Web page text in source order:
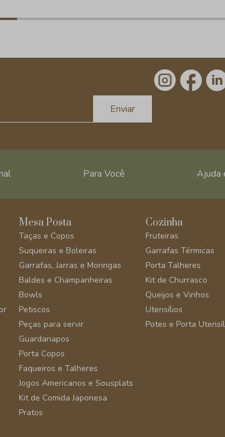
Enviar
Para Você Ajuda
Mesa Posta
Taças e Copos
Suqueiras e Boleiras
Garrafas, Jarras e Moringas
Baldes e Champanheiras
Bowls
Petiscos
Peças para servir
Guardanapos
Porta Copos
Faqueiros e Talheres
Jogos Americanos e Sousplats
Kit de Comida Japonesa
Pratos
Cozinha
Fruteiras
Garrafas Térmicas
Porta Talheres
Kit de Churrasco
Queijos e Vinhos
Utensílios
Potes e Porta